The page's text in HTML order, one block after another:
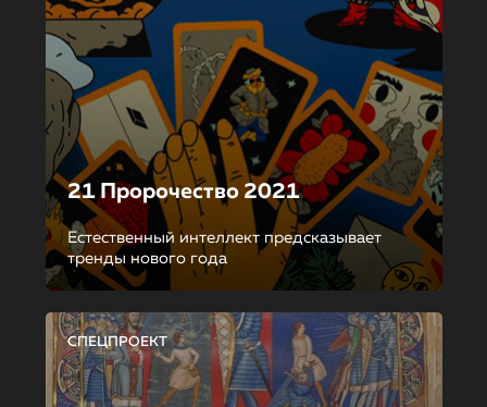
21 Пророчество 2021
Естественный интеллект предсказывает
тренды нового года
СПЕЦПРОЕКТ